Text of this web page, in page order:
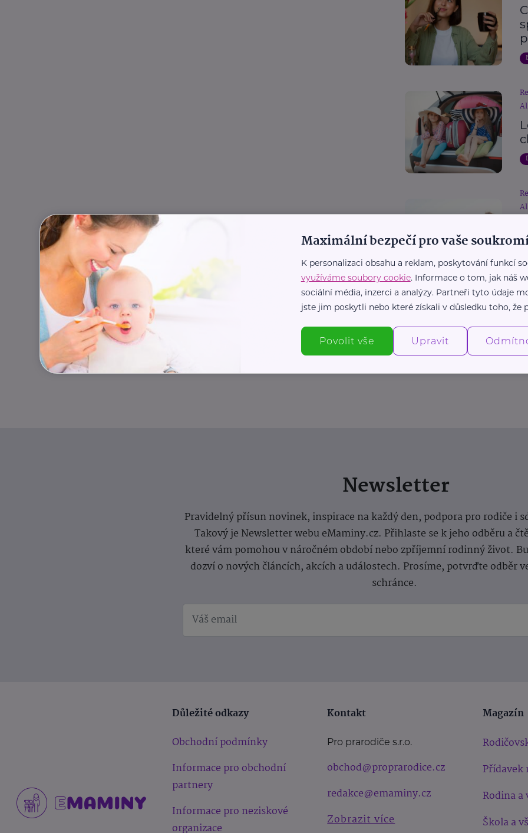
Newsletter
Pravidelný přísun novinek, inspirace na každý den, podpora pro rodiče i
Takový je Newsletter webu eMaminy.cz. Přihlaste se k jeho odběru a
které vám pomohou v náročném období nebo zpříjemní rodinný život.
dozví o nových článcích, akcích a událostech. Prosíme, potvrďte odběr
schránce.
Důležité odkazy
Obchodní podmínky
Informace pro obchodní
partnery
Informace pro neziskové
organizace
Kontakt
Pro prarodiče s.r.o.
obchod@proprarodice.cz
redakce@emaminy.cz
Zobrazit více
Magazín
Přídavek
Rodina a
Škola a
Maximální bezpečí pro vaše
K personalizaci obsahu a reklam, poskytování funkcí
využíváme soubory cookie. Informace o tom, jak náš
sociální média, inzerci a analýzy. Partneři tyto údaje
jste jim poskytli nebo které získali v důsledku toho, že
Povolit vše Upravit